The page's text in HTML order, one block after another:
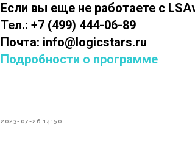
Если вы еще не работаете с
Тел.: +7 (499) 444-06-89
Почта: info@logicstars.ru
Подробности о программе
2023-07-26 14:50